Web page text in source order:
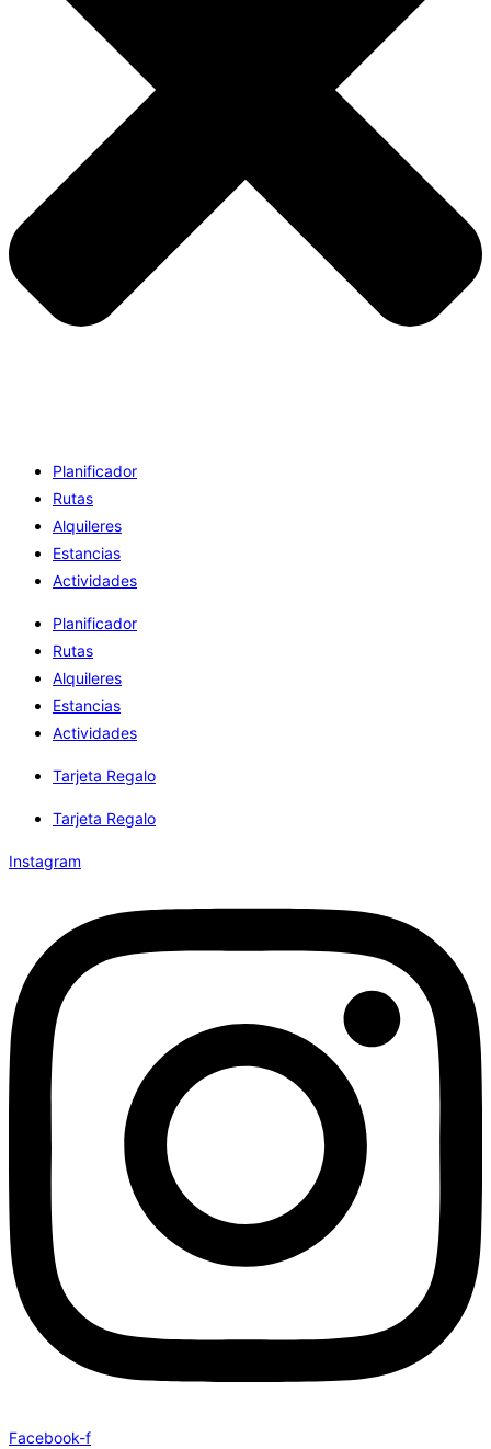
Planificador
Rutas
Alquileres
Estancias
Actividades
Planificador
Rutas
Alquileres
Estancias
Actividades
Tarjeta Regalo
Tarjeta Regalo
Instagram
Facebook-f